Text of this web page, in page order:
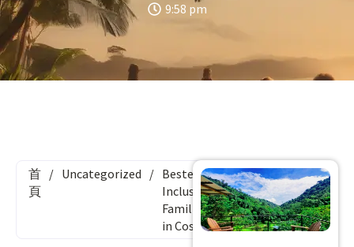
9:58 pm
首
頁
/ Uncategorized / Beste All-
Inclusive-
Familienresorts
in Costa Rica